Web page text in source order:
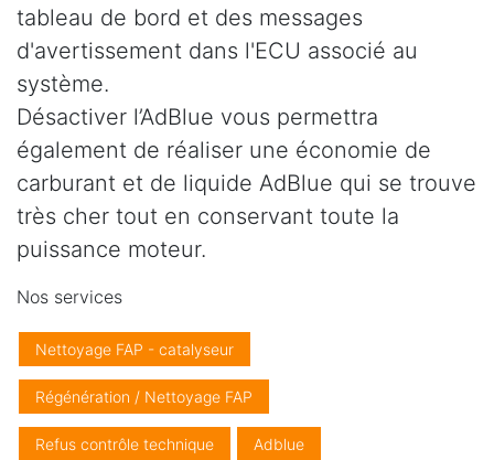
tableau de bord et des messages
d'avertissement dans l'ECU associé au
système.
Désactiver l’AdBlue vous permettra
également de réaliser une économie de
carburant et de liquide AdBlue qui se trouve
très cher tout en conservant toute la
puissance moteur.
Nos services
Nettoyage FAP - catalyseur
Régénération / Nettoyage FAP
Refus contrôle technique Adblue